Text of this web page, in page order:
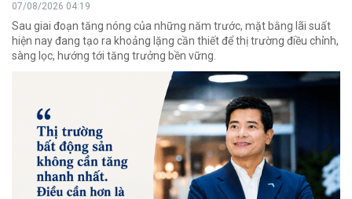
07/08/2026 04:19
Sau giai đoạn tăng nóng của những năm trước, mặt bằng lãi suất
hiện nay đang tạo ra khoảng lặng cần thiết để thị trường điều chỉnh,
sàng lọc, hướng tới tăng trưởng bền vững.